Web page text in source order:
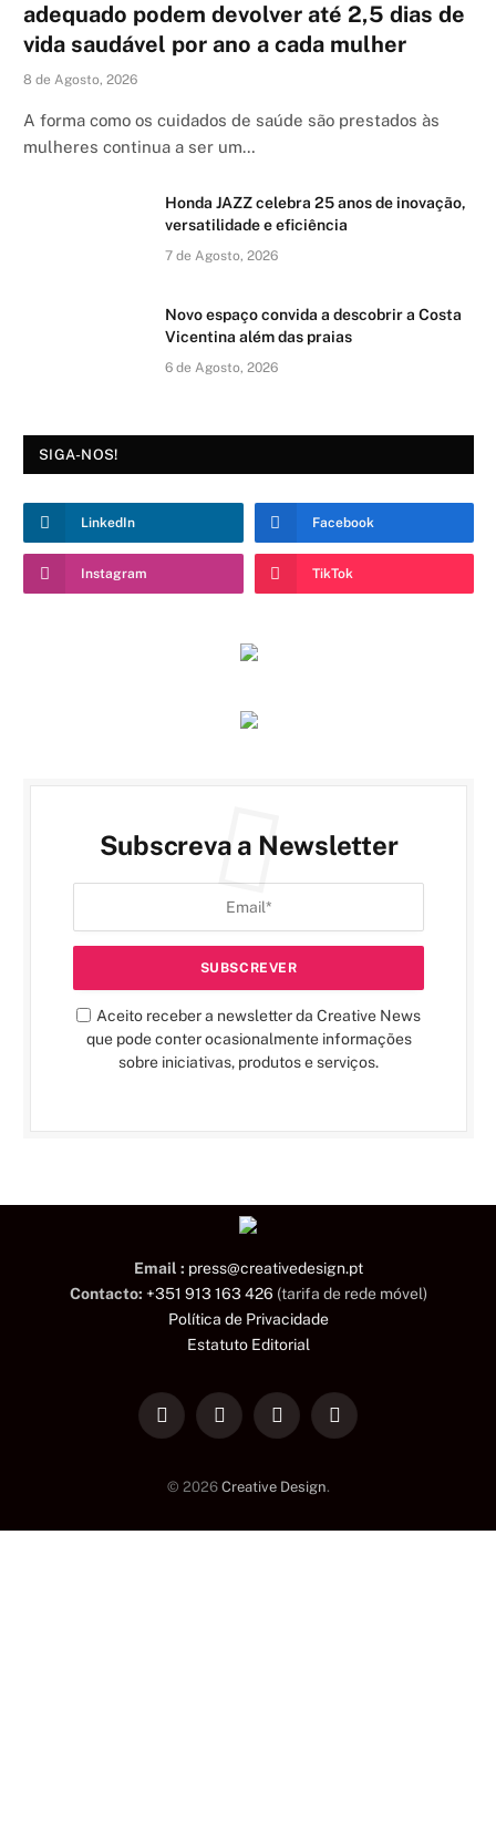
adequado podem devolver até 2,5 dias de
vida saudável por ano a cada mulher
8 de Agosto, 2026
A forma como os cuidados de saúde são prestados às
mulheres continua a ser um…
Honda JAZZ celebra 25 anos de inovação,
versatilidade e eficiência
7 de Agosto, 2026
Novo espaço convida a descobrir a Costa
Vicentina além das praias
6 de Agosto, 2026
SIGA-NOS!
LinkedIn Facebook
Instagram TikTok
Subscreva a Newsletter
Aceito receber a newsletter da Creative News
que pode conter ocasionalmente informações
sobre iniciativas, produtos e serviços.
Email : press@creativedesign.pt
Contacto: +351 913 163 426 (tarifa de rede móvel)
Política de Privacidade
Estatuto Editorial
LinkedInFacebookInstagramTikTok
© 2026 Creative Design.